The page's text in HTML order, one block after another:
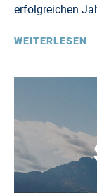
erfolgreichen
WEITERLESEN